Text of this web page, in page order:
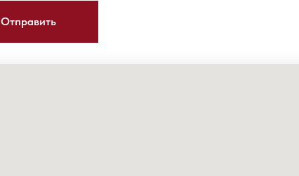
Отправить